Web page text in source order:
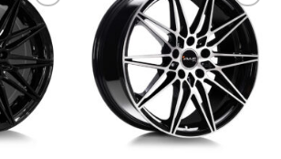
Aggiungi
alla lista
dei
desideri
Aggiungi
alla lista
dei
desideri